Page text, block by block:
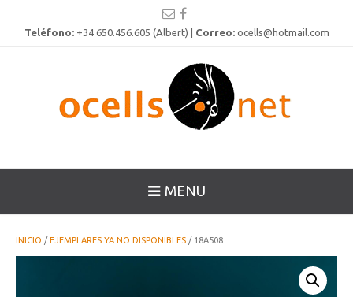
Teléfono:+34 650.456.605 (Albert) | Correo: ocells@hotmail.com
MENU
INICIO /EJEMPLARES YA NO DISPONIBLES / 18A508